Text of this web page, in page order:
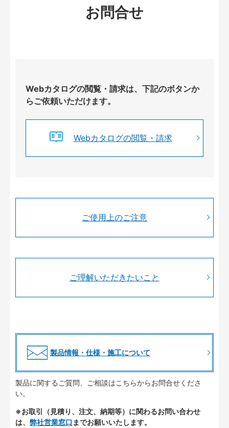
お問合せ
Webカタログの閲覧・請求は、下記のボタンか
らご依頼いただけます。
Webカタログの閲覧・請求
ご使用上のご注意
ご理解いただきたいこと
製品情報・仕様・施工について
製品に関するご質問、ご相談はこちらからお問合せくださ
い。
※お取引（見積り、注文、納期等）に関わるお問い合わせ
は、 弊社営業窓口 までお願いいたします。